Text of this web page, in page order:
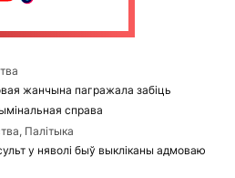
жанчына пагражала забіць
справа
Палітыка
у няволі быў выкліканы адмоваю